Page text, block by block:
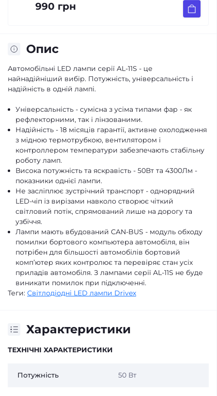
990 грн
Опис
Автомобільні LED лампи серії AL-11S - це
найнадійніший вибір. Потужність, універсальність і
надійність в одній лампі.
Універсальність - сумісна з усіма типами фар - як
рефлекторними, так і лінзованими.
Надійність - 18 місяців гарантії, активне охолодження
з мідною термотрубкою, вентилятором і
контроллером температури забезпечають стабільну
роботу ламп.
Висока потужність та яскравість - 50Вт та 4300Лм -
показники однієї лампи.
Не засліплює зустрічний транспорт - однорядний
LED-чіп із вирізами навколо створює чіткий
світловий потік, спрямований лише на дорогу та
узбіччя.
Лампи мають вбудований CAN-BUS - модуль обходу
помилки бортового компьютера автомобіля, він
потрібен для більшості автомобілів бортовий
компʼютер яких контролює та перевіряє стан усіх
приладів автомобіля. З лампами серії AL-11S не буде
виникати помилок при підключенні.
Теги: Світлодіодні LED лампи Drivex
Характеристики
ТЕХНІЧНІ ХАРАКТЕРИСТИКИ
Потужність 50 Вт